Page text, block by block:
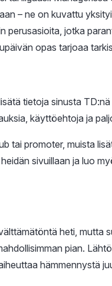
– ne on kuvattu
perusasioita, jotka
opas tarjoaa
tietoja sinusta
käyttöehtoja ja
tai promoter, muista
sivuillaan ja luo
heti, mutta
pian.
hämmennystä